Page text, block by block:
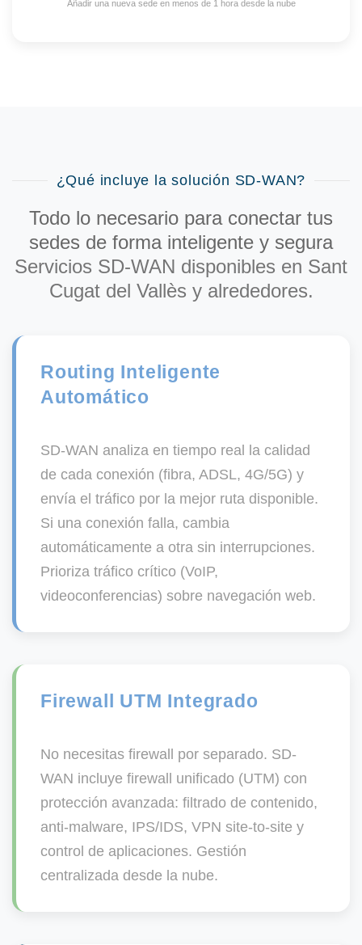
Añadir una nueva sede en menos de 1 hora desde la nube
¿Qué incluye la solución SD-WAN?
Todo lo necesario para conectar tus
sedes de forma inteligente y segura
Servicios SD-WAN disponibles en Sant
Cugat del Vallès y alrededores.
Routing Inteligente
Automático
SD-WAN analiza en tiempo real la calidad
de cada conexión (fibra, ADSL, 4G/5G) y
envía el tráfico por la mejor ruta disponible.
Si una conexión falla, cambia
automáticamente a otra sin interrupciones.
Prioriza tráfico crítico (VoIP,
videoconferencias) sobre navegación web.
Firewall UTM Integrado
No necesitas firewall por separado. SD-
WAN incluye firewall unificado (UTM) con
protección avanzada: filtrado de contenido,
anti-malware, IPS/IDS, VPN site-to-site y
control de aplicaciones. Gestión
centralizada desde la nube.